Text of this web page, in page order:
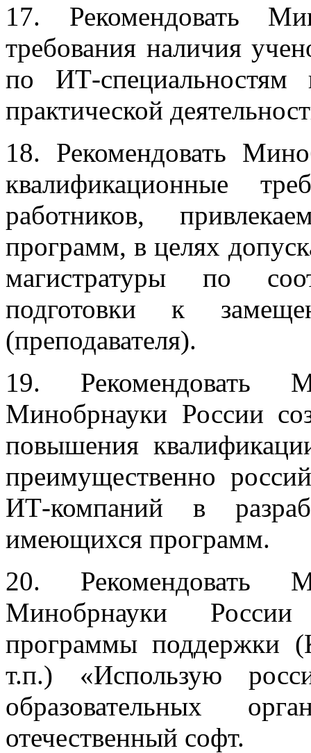
17. Рекомендовать
требования наличия
по ИТ-
практической
18. Рекомендовать
квалификационные
работников,
программ, в целях
магистратуры по
подготовки к
(преподавателя).
19. Рекомендовать
Минобрнауки России
повышения
преимущественно
ИТ-компаний в
имеющихся программ.
20. Рекомендовать
Минобрнауки России
программы поддержки
т.п.) «Использую
образовательных
отечественный софт.